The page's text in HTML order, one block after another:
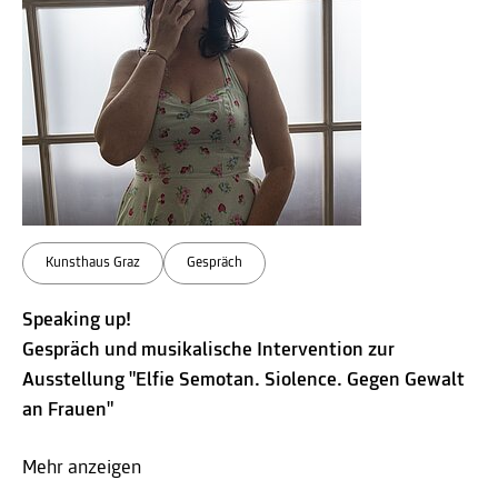
Kunsthaus Graz Gespräch
Speaking up!
Gespräch und musikalische Intervention zur
Ausstellung "Elfie Semotan. Siolence. Gegen Gewalt
an Frauen"
Mehr anzeigen